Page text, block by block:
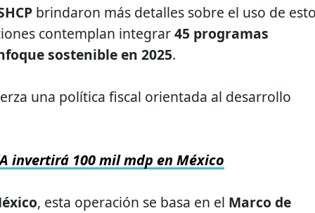
brindaron más detalles sobre el uso de
contemplan integrar45 programas
sostenible en 2025.
una política fiscal orientada al desarrollo
invertirá 100 mil mdp en México
, esta operación se basa en el Marco de